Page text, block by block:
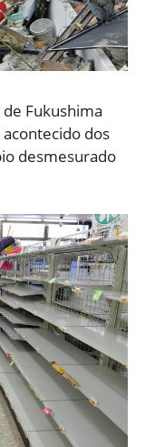
Fukushima
dos
desmesurado